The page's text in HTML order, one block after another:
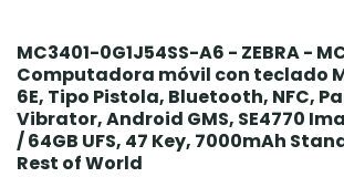
MC3401-0G1J54SS-A6 - ZEBRA -
Computadora móvil con teclado
6E, Tipo Pistola, Bluetooth, NFC,
Vibrator, Android GMS, SE4770
/ 64GB UFS, 47 Key, 7000mAh
Rest of World